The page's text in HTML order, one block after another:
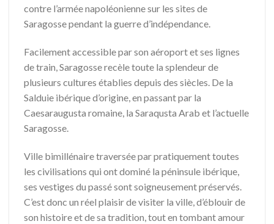
contre l’armée napoléonienne sur les sites de
Saragosse pendant la guerre d’indépendance.
Facilement accessible par son aéroport et ses lignes
de train, Saragosse recèle toute la splendeur de
plusieurs cultures établies depuis des siècles. De la
Salduie ibérique d’origine, en passant par la
Caesaraugusta romaine, la Saraqusta Arab et l’actuelle
Saragosse.
Ville bimillénaire traversée par pratiquement toutes
les civilisations qui ont dominé la péninsule ibérique,
ses vestiges du passé sont soigneusement préservés.
C’est donc un réel plaisir de visiter la ville, d’éblouir de
son histoire et de sa tradition, tout en tombant amour